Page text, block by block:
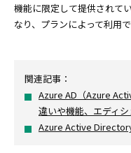
機能に限定して提供されて
なり、プランによって利用
関連記事：
Azure AD（Azure
違いや機能、エディ
Azure Active